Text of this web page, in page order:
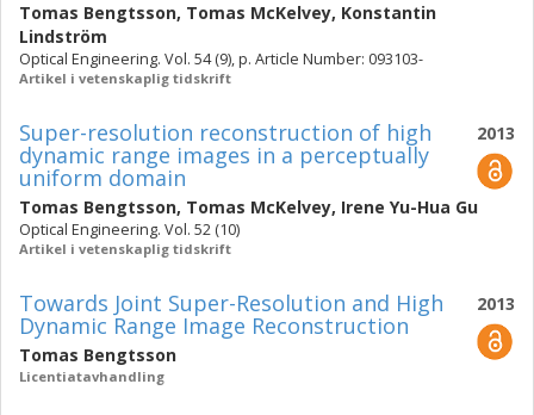
Tomas Bengtsson, Tomas McKelvey, Konstantin
Lindström
Optical Engineering. Vol. 54 (9), p. Article Number: 093103-
Artikel i vetenskaplig tidskrift
2013
Super-resolution reconstruction of high
dynamic range images in a perceptually
uniform domain
Tomas Bengtsson, Tomas McKelvey, Irene Yu-Hua Gu
Optical Engineering. Vol. 52 (10)
Artikel i vetenskaplig tidskrift
2013
Towards Joint Super-Resolution and High
Dynamic Range Image Reconstruction
Tomas Bengtsson
Licentiatavhandling